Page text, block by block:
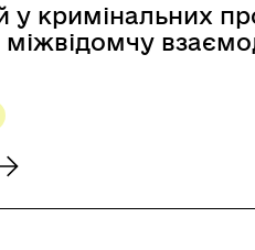
у кримінальних
у кримінальних